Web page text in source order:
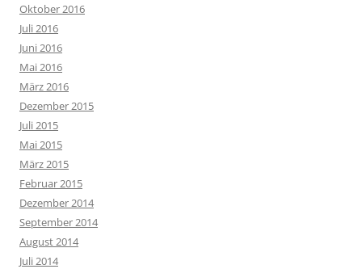
Oktober 2016
Juli 2016
Juni 2016
Mai 2016
März 2016
Dezember 2015
Juli 2015
Mai 2015
März 2015
Februar 2015
Dezember 2014
September 2014
August 2014
Juli 2014